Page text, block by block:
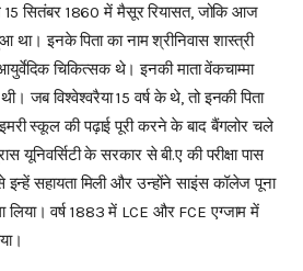
15 सितंबर 1860 में मैसूर रियासत, जोकि आज
था। इनके पिता का नाम श्रीनिवास शास्त्री
चिकित्सक थे। इनकी माता वेंकचाम्मा
थी। जब विश्वेश्वरैया 15 वर्ष के थे, तो इनकी पिता
स्कूल की पढ़ाई पूरी करने के बाद बैंगलोर चले
यूनिवर्सिटी के सरकार से बी.ए की परीक्षा पास
सहायता मिली और उन्होंने साइंस कॉलेज पूना
लिया। वर्ष 1883 में LCE और FCE एग्जाम में